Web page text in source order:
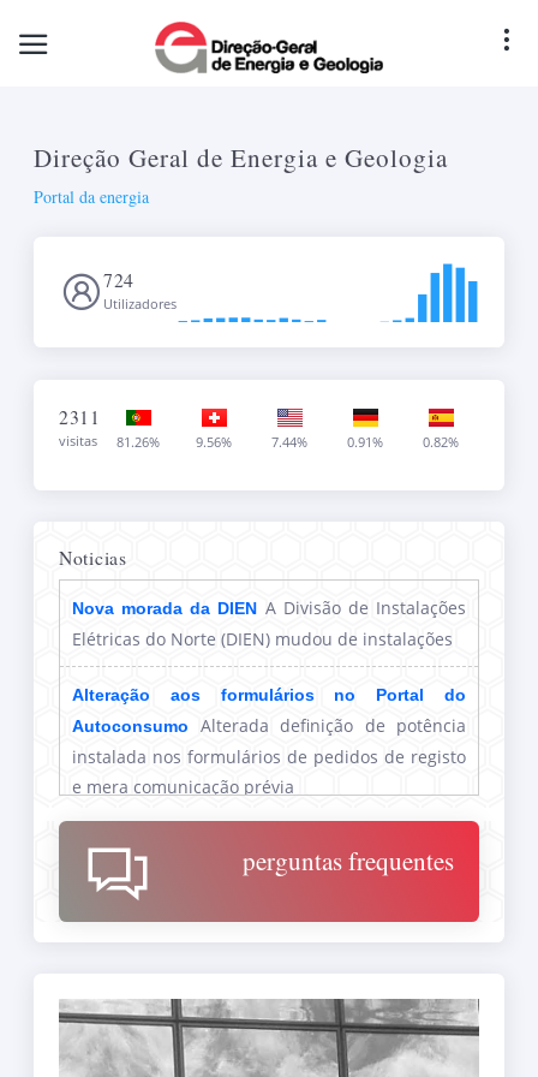
Direção Geral de Energia e Geologia
Portal da energia
724
Utilizadores
2311
visitas 81.26% 9.56% 7.44% 0.91% 0.82%
Noticias
Nova morada da DIEN A Divisão de Instalações
Elétricas do Norte (DIEN) mudou de instalações
Alteração aos formulários no Portal do
Autoconsumo
Alterada definição de potência
instalada nos formulários de pedidos de registo
e mera comunicação prévia
procedimento a adotar para o pedido de
certificado provisório, ao abrigo do Despacho n.º
UPAC ligadas a redes privadas de baixa tensão
pertencentes a instalação de consumo do tipo B.
perguntas frequentes